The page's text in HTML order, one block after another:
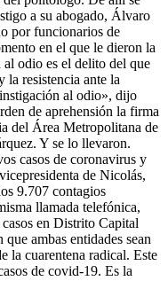
a su abogado, Álvaro
por funcionarios de
en el que le dieron la
odio es el delito del que
la resistencia ante la
al odio», dijo
de aprehensión la firma
del Área Metropolitana de
Y se lo llevaron.
casos de coronavirus y
de Nicolás,
9.707 contagios
llamada telefónica,
en Distrito Capital
ambas entidades sean
la cuarentena radical. Este
de covid-19. Es la